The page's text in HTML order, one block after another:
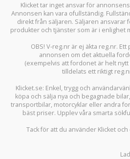
Klicket tar inget ansvar för
Annonsen kan vara ofullständig.
direkt från säljaren. Säljaren ansvarar
produkter och tjänster som är i enlighet
OBS! V-reg.nr är ej äkta reg.nr.
annonsen om det aktuella
(exempelvis att fordonet är helt
tilldelats ett riktigt
Klicket.se: Enkel, trygg och
köpa och sälja nya och begagnade bilar,
transportbilar, motorcyklar eller andra
bäst priser. Upplev våra smarta
Tack för att du använder Klicket och